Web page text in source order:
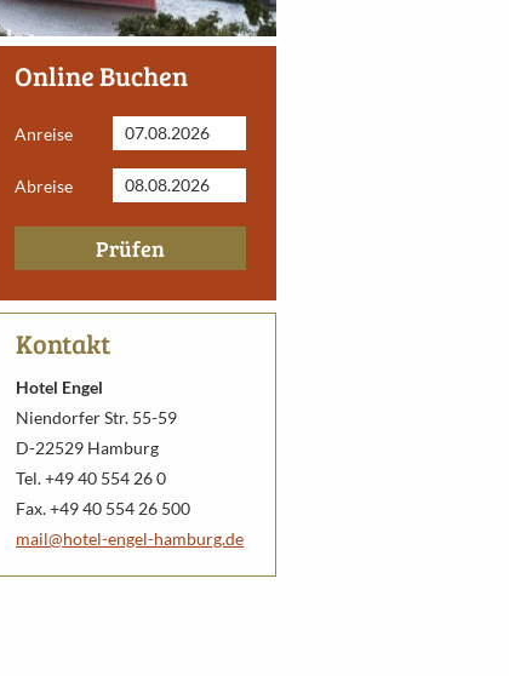
Online Buchen
Anreise
Abreise
Prüfen
Kontakt
Hotel Engel
Niendorfer Str. 55-59
D-22529 Hamburg
Tel. +49 40 554 26 0
Fax. +49 40 554 26 500
mail@hotel-engel-hamburg.de